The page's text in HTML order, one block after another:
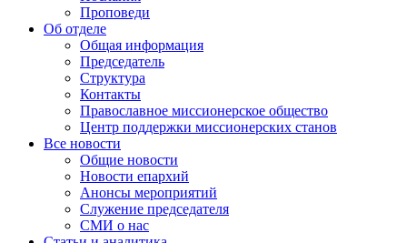
Проповеди
Об отделе
Общая информация
Председатель
Структура
Контакты
Православное миссионерское общество
Центр поддержки миссионерских станов
Все новости
Общие новости
Новости епархий
Анонсы мероприятий
Служение председателя
СМИ о нас